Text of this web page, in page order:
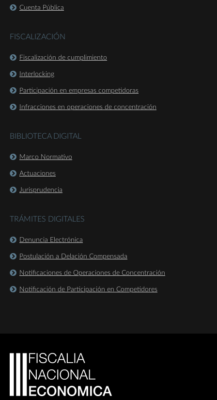
Cuenta Pública
FISCALIZACIÓN
Fiscalización de cumplimiento
Interlocking
Participación en empresas competidoras
Infracciones en operaciones de concentración
BIBLIOTECA DIGITAL
Marco Normativo
Actuaciones
Jurisprudencia
TRÁMITES DIGITALES
Denuncia Electrónica
Postulación a Delación Compensada
Notificaciones de Operaciones de Concentración
Notificación de Participación en Competidores